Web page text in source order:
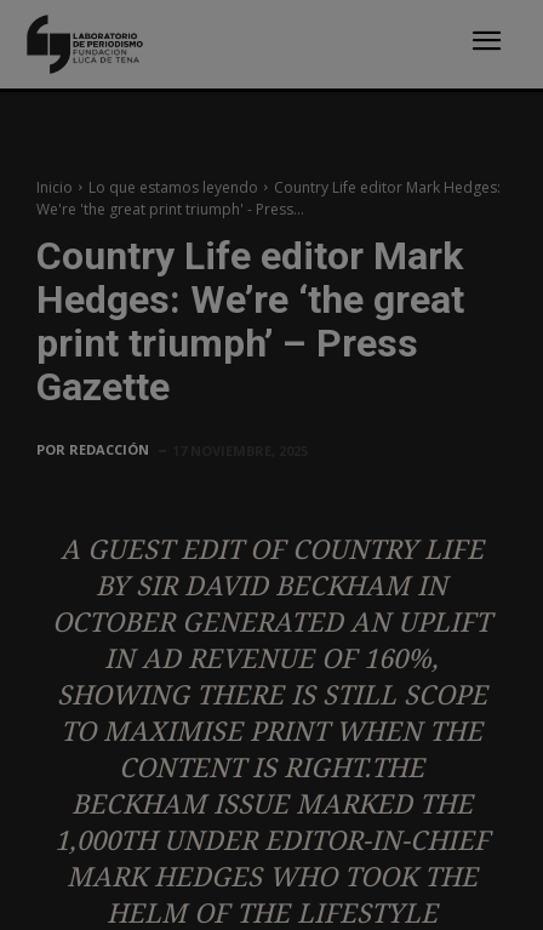
Inicio Lo que estamos leyendo
Country Life editor Mark Hedges:
We're 'the great print triumph' - Press...
Country Life editor Mark
Hedges: We’re ‘the great
print triumph’ – Press
Gazette
POR REDACCIÓN
A GUEST EDIT OF COUNTRY LIFE
BY SIR DAVID BECKHAM IN
OCTOBER GENERATED AN UPLIFT
IN AD REVENUE OF 160%,
SHOWING THERE IS STILL SCOPE
TO MAXIMISE PRINT WHEN THE
CONTENT IS RIGHT.THE
BECKHAM ISSUE MARKED THE
1,000TH UNDER EDITOR-IN-CHIEF
MARK HEDGES WHO TOOK THE
HELM OF THE LIFESTYLE